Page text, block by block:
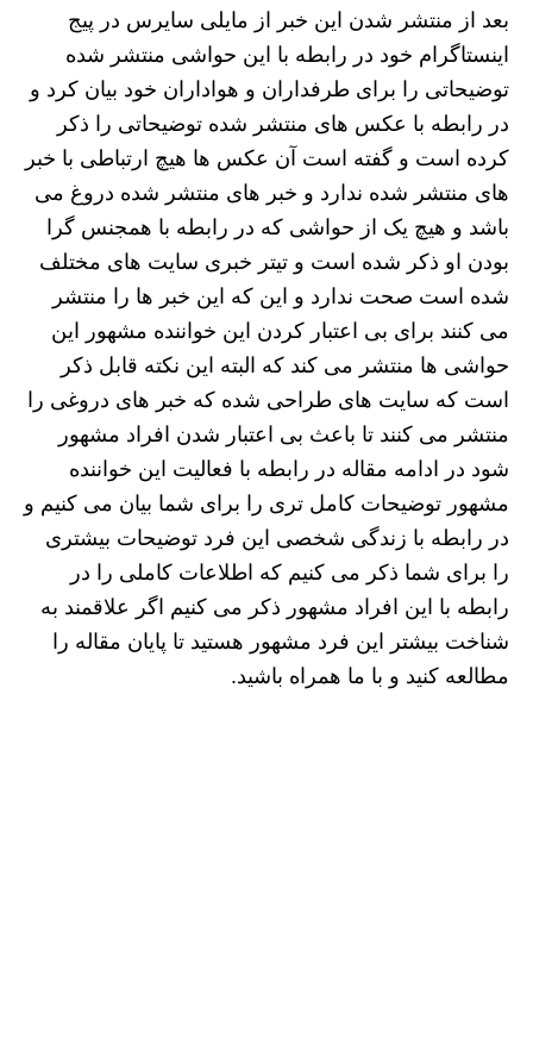
بعد از منتشر شدن این خبر از مایلی سایرس در پیج
اینستاگرام خود در رابطه با این حواشی منتشر شده
توضیحاتی را برای طرفداران و هواداران خود بیان کرد و
در رابطه با عکس های منتشر شده توضیحاتی را ذکر
کرده است و گفته است آن عکس ها هیچ ارتباطی با خبر
های منتشر شده ندارد و خبر های منتشر شده دروغ می
باشد و هیچ یک از حواشی که در رابطه با همجنس گرا
بودن او ذکر شده است و تیتر خبری سایت ‌های مختلف
شده است صحت ندارد و این که این خبر ها را منتشر
می‌ کنند برای بی اعتبار کردن این خواننده مشهور این
حواشی ها منتشر می ‌کند که البته این نکته قابل ذکر
است که سایت های طراحی شده که خبر های دروغی را
منتشر می ‌کنند تا باعث بی ‌اعتبار شدن افراد مشهور
شود در ادامه مقاله در رابطه با فعالیت این خواننده
مشهور توضیحات کامل تری را برای شما بیان می کنیم و
در رابطه با زندگی شخصی این فرد توضیحات بیشتری
را برای شما ذکر می کنیم که اطلاعات کاملی را در
رابطه با این افراد مشهور ذکر می کنیم اگر علاقمند به
شناخت بیشتر این فرد مشهور هستید تا پایان مقاله را
مطالعه کنید و با ما همراه باشید.